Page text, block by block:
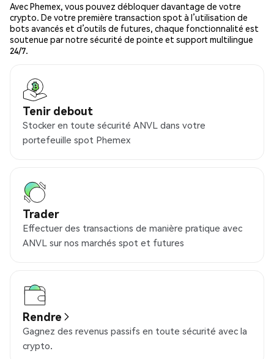
Avec Phemex, vous pouvez débloquer davantage de votre
crypto. De votre première transaction spot à l’utilisation de
bots avancés et d’outils de futures, chaque fonctionnalité est
soutenue par notre sécurité de pointe et support multilingue
24/7.
Tenir debout
Stocker en toute sécurité ANVL dans votre
portefeuille spot Phemex
Trader
Effectuer des transactions de manière pratique avec
ANVL sur nos marchés spot et futures
Rendre
Gagnez des revenus passifs en toute sécurité avec la
crypto.